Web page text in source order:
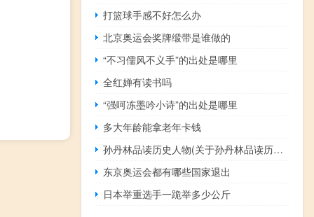
打篮球手感不好怎么办
北京奥运会奖牌缎带是谁做的
“不习儒风不义手”的出处是哪里
全红婵有读书吗
“强呵冻墨吟小诗”的出处是哪里
多大年龄能拿老年卡钱
孙丹林品读历史人物(关于孙丹林品读历史人物简述)
东京奥运会都有哪些国家退出
日本举重选手一跪举多少公斤